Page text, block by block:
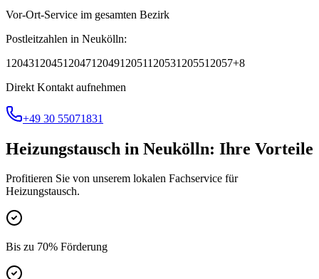
Vor-Ort-Service im gesamten Bezirk
Postleitzahlen in Neukölln:
1204312045120471204912051120531205512057+8
Direkt Kontakt aufnehmen
+49 30 55071831
Heizungstausch in Neukölln: Ihre Vorteile
Profitieren Sie von unserem lokalen Fachservice für
Heizungstausch.
Bis zu 70% Förderung